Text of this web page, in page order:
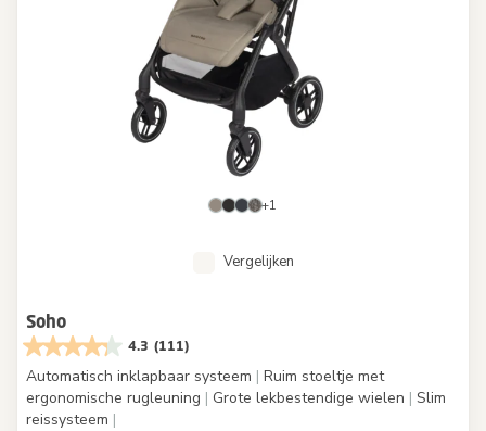
+1
Vergelijken
Soho
4.3 (111)
Automatisch inklapbaar systeem | Ruim stoeltje met
ergonomische rugleuning | Grote lekbestendige wielen | Slim
reissysteem |